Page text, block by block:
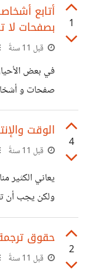
الواحد منا
وبعد البحث،
مواصلة تعلمه،
الوقت ويجد
لم يتعلم شيئا
1
أتابع
بصفحات لا
قبل 11 سنةً
في بعض
صفحات و
فعلت ذلك
يثير اهتمامي
عدد من
المعروفة
أصلها.
الشّخصيّة
4
الوقت
قبل 11 سنةً
يعاني الكثير
ولكن يجب أن
معرفتنا
لأنفسنا،
2
حقوق
قبل 11 سنةً